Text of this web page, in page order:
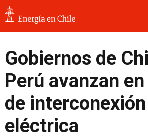
Gobiernos de
Perú avanzan
de interconexión
eléctrica